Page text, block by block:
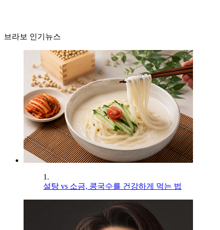
브라보 인기뉴스
1.
설탕 vs 소금, 콩국수를 건강하게 먹는 법